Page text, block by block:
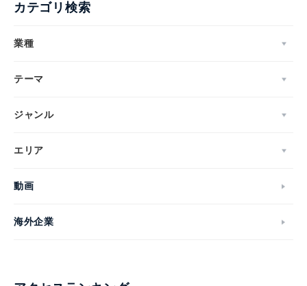
カテゴリ検索
業種
テーマ
ジャンル
エリア
動画
海外企業